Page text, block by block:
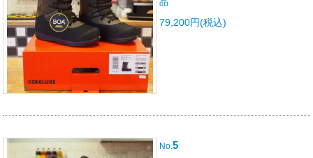
79,200円(税込)
No.5